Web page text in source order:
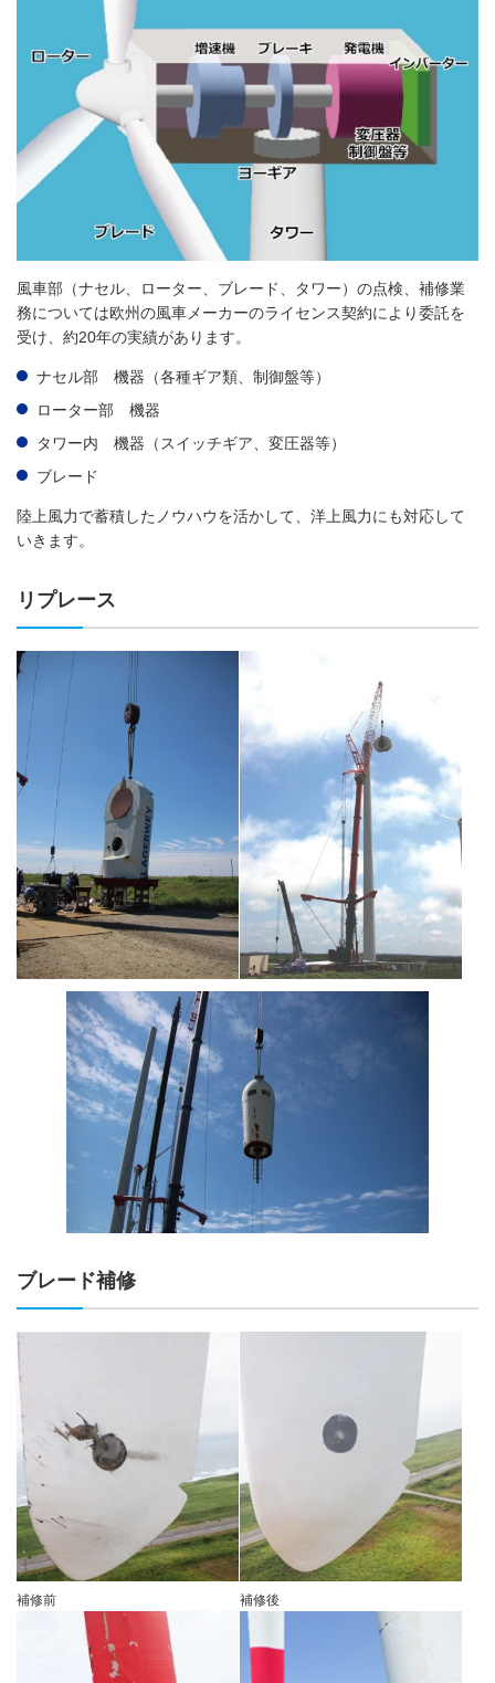
風車部（ナセル、ローター、ブレード、タワー）の点検、補修業
務については欧州の風車メーカーのライセンス契約により委託を
受け、約20年の実績があります。
ナセル部 機器（各種ギア類、制御盤等）
ローター部 機器
タワー内 機器（スイッチギア、変圧器等）
ブレード
陸上風力で蓄積したノウハウを活かして、洋上風力にも対応して
いきます。
リプレース
ブレード補修
補修前 補修後